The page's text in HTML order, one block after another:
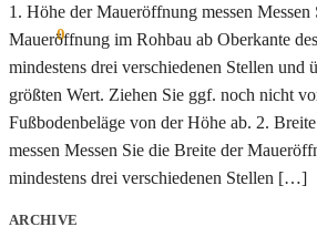
0,00€ 0
1. Höhe der Maueröffnung messen Messen
Maueröffnung im Rohbau ab Oberkante
mindestens drei verschiedenen Stellen und
größten Wert. Ziehen Sie ggf. noch nicht
Fußbodenbeläge von der Höhe ab. 2.
messen Messen Sie die Breite der
mindestens drei verschiedenen Stellen […]
ARCHIVE